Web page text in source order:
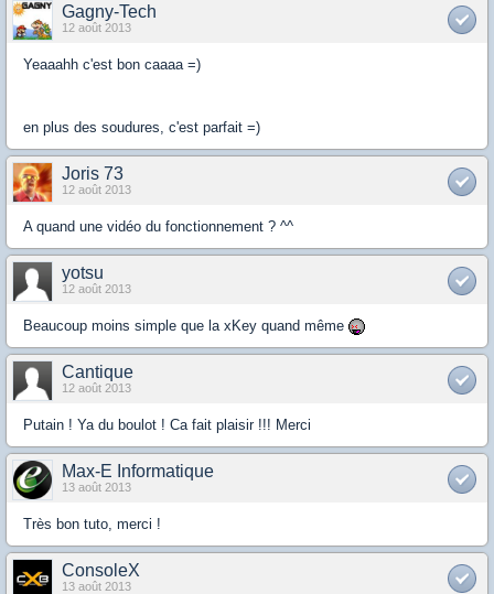
Gagny-Tech
12 août 2013
Yeaaahh c'est bon caaaa =)
en plus des soudures, c'est parfait =)
Joris 73
12 août 2013
A quand une vidéo du fonctionnement ? ^^
yotsu
12 août 2013
Beaucoup moins simple que la xKey quand même
Cantique
12 août 2013
Putain ! Ya du boulot ! Ca fait plaisir !!! Merci
Max-E Informatique
13 août 2013
Très bon tuto, merci !
ConsoleX
13 août 2013